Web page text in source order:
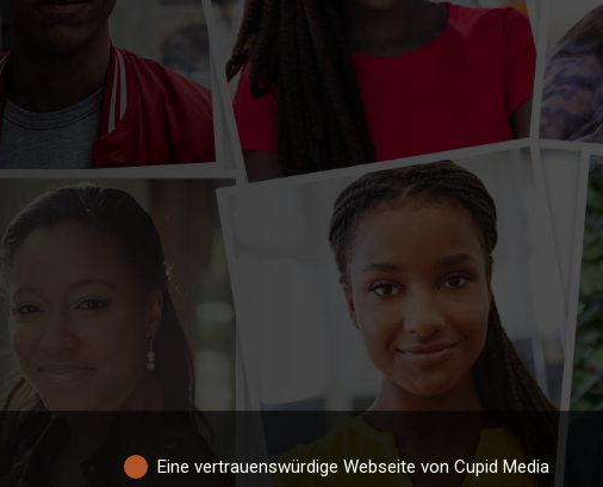
Eine vertrauenswürdige Webseite von Cupid Media